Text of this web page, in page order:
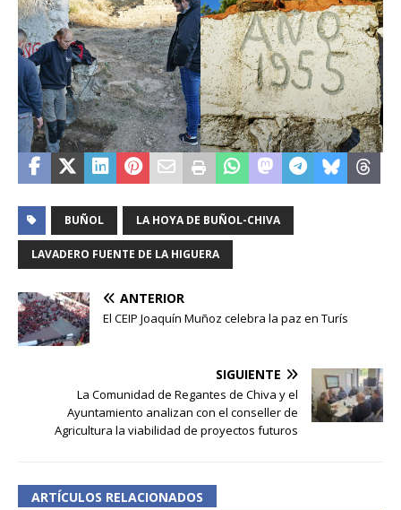
BUÑOL LA HOYA DE BUÑOL-CHIVA
LAVADERO FUENTE DE LA HIGUERA
ANTERIOR
El CEIP Joaquín Muñoz celebra la paz en Turís
SIGUIENTE
La Comunidad de Regantes de Chiva y el
Ayuntamiento analizan con el conseller de
Agricultura la viabilidad de proyectos futuros
ARTÍCULOS RELACIONADOS